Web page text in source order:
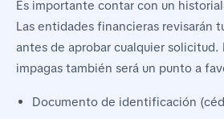
Es importante contar con un
Las entidades financieras revisarán
antes de aprobar cualquier solicitud.
impagas también será un punto a
Documento de identificación